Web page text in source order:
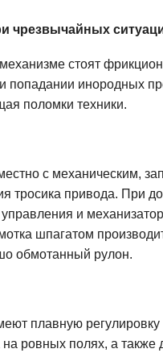
чрезвычайных
стоят
попадании инородных
поломки техники.
с механическим,
тросика привода. При
и
шпагатом
обмотанный рулон.
плавную
ровных полях, а